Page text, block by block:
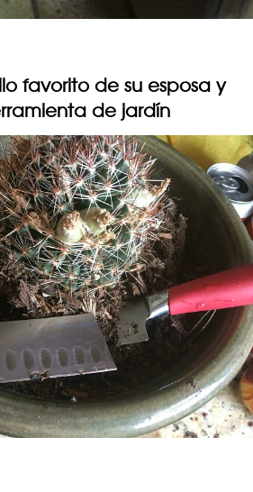
favorito de su esposa y
de jardín